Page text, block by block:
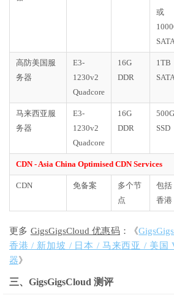
或
高防美国服
务器
E3-
1230v2
Quadcore
16G
DDR
1TB
马来西亚服
务器
E3-
1230v2
Quadcore
16G
DDR
500G
SSD
CDN - Asia China Optimised CDN Services
CDN 免备案
多个节
点
包括
香港
更多 GigsGigsCloud 优惠码：《
香港 / 新加坡 / 日本 / 马来西亚 / 美国
器》
三、GigsGigsCloud 测评